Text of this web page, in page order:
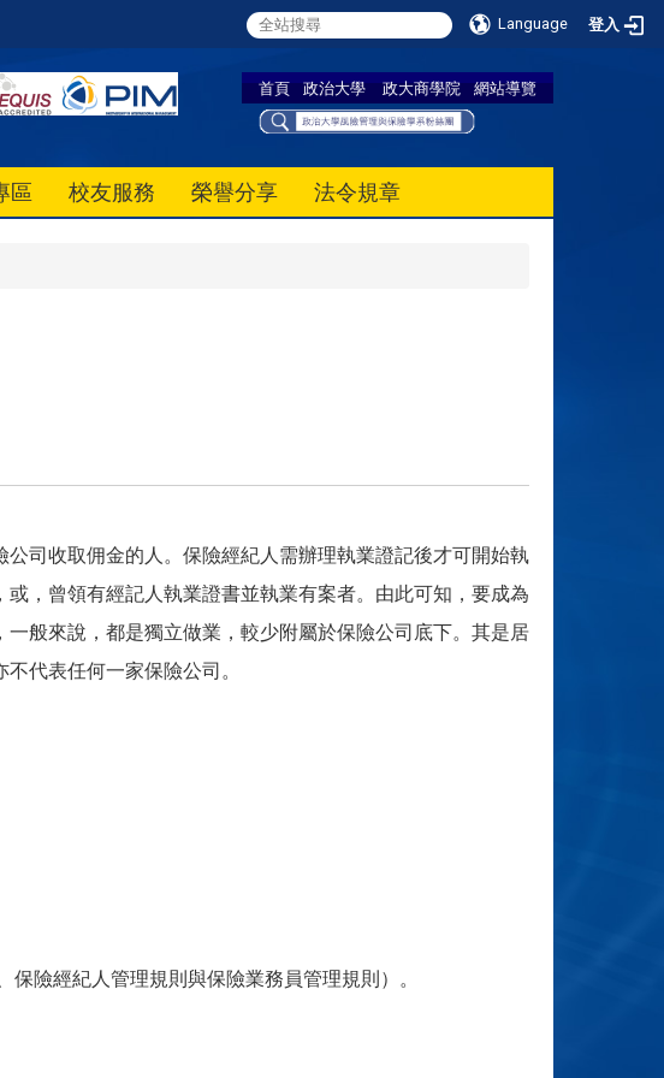
Language 登入
首頁 政治大學 政大商學院 網站導覽
區 校友服務 榮譽分享 法令規章
司收取佣金的人。保險經紀人需辦理執業證記後才可開始執
，曾領有經記人執業證書並執業有案者。由此可知，要成為
般來說，都是獨立做業，較少附屬於保險公司底下。其是居
代表任何一家保險公司。
險經紀人管理規則與保險業務員管理規則）。